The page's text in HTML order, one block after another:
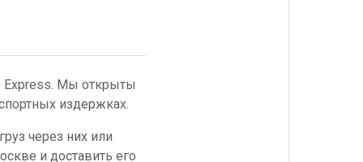
Express. Мы открыты
издержках.
через них или
и доставить его